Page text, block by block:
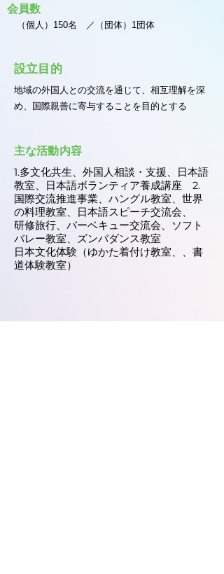
会員数
（個人）150名 ／（団体）1団体
設立目的
地域の外国人との交流を通じて、相互理解を深
め、国際親善に寄与することを目的とする
主な活動内容
1.多文化共生、外国人相談・支援、日本語
教室、日本語ボランティア養成講座 2.
国際交流推進事業、ハングル教室、世界
の料理教室、日本語スピーチ交流会、
研修旅行、バーベキュー交流会、ソフト
バレー教室、ズンバダンス教室
日本文化体験（ゆかた着付け教室、、書
道体験教室）